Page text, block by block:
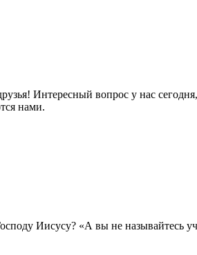
Интересный вопрос у нас
нами.
Иисусу? «А вы не